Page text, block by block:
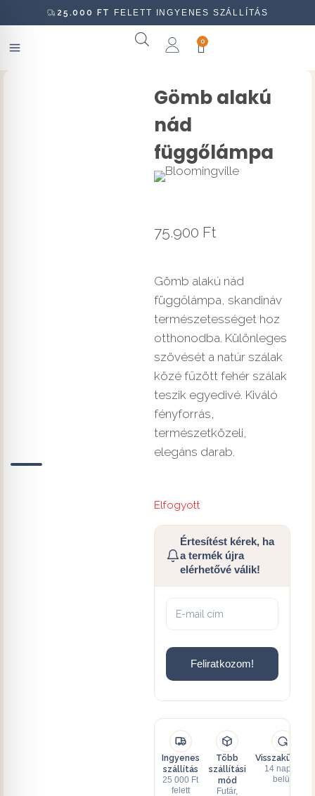
25.000 FT FELETT INGYENES SZÁLLÍTÁS
0
Gömb alakú
nád
függőlámpa
75.900 Ft
Gömb alakú nád
függőlámpa, skandináv
természetességet hoz
otthonodba. Különleges
szövését a natúr szálak
közé fűzött fehér szálak
teszik egyedivé. Kiváló
fényforrás,
természetközeli,
elegáns darab.
Elfogyott
Értesítést kérek, ha
a termék újra
elérhetővé válik!
Feliratkozom!
Ingyenes
szállítás
25 000 Ft
felett
Több
szállítási
mód
Futár,
Visszaküldés
14 napon
belül